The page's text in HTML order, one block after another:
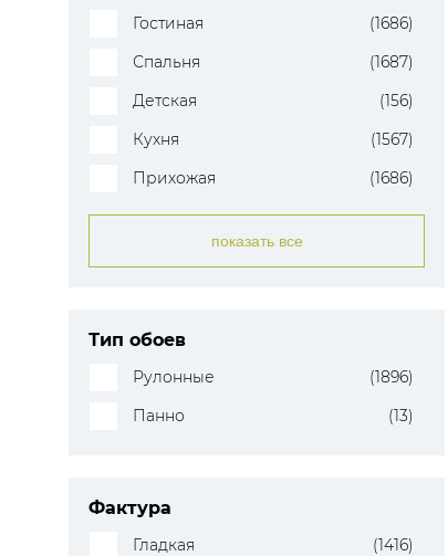
Гостиная
(1686)
Спальня
(1687)
Детская
(156)
Кухня
(1567)
Прихожая
(1686)
показать все
Тип обоев
Рулонные
(1896)
Панно
(13)
Фактура
Гладкая
(1416)